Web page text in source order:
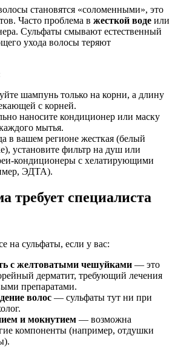
становятся «соломенными», это
Часто проблема в жесткой воде или
Сульфаты смывают естественный
ухода волосы теряют
шампунь только на корни, а длину
с корней.
наносите кондиционер или маску
мытья.
в вашем регионе жесткая (белый
установите фильтр на душ или
кондиционеры с хелатирующими
ЭДТА).
требует специалиста
на сульфаты, если у вас:
с желтоватыми чешуйками — это
дерматит, требующий лечения
препаратами.
волос — сульфаты тут ни при
и мокнутием — возможна
компоненты (например, отдушки